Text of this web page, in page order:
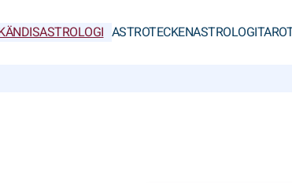
ASTROTECKENASTROLOGI